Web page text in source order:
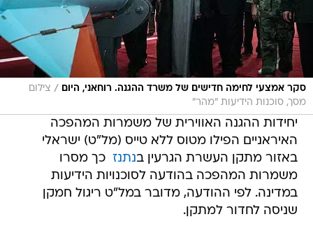
סקר אמצעי לחימה חדישים של משרד ההגנה. רוחאני, היום / צילום
מסך, סוכנות הידיעות "מהר"
יחידות ההגנה האווירית של משמרות המהפכה
האיראניים הפילו מטוס ללא טייס (מל"ט) ישראלי
באזור מתקן העשרת הגרעין בנתנז  כך מסרו
משמרות המהפכה בהודעה לסוכנויות הידיעות
במדינה. לפי ההודעה, מדובר במל"ט ריגול חמקן
שניסה לחדור למתקן.